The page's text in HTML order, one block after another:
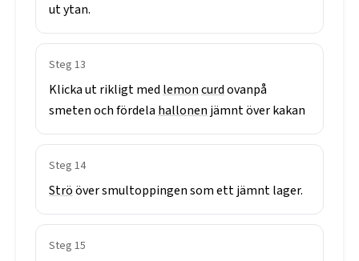
utytan.
Steg 13
Klickautrikligtmed lemoncurdovanpå
smetenochfördela hallonen jämntöverkakan
Steg 14
Strööversmultoppingensomettjämntlager.
Steg 15